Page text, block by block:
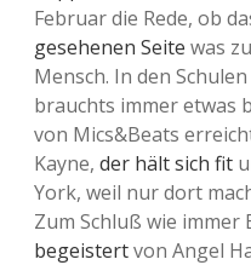
Februar die Rede, ob
gesehenen Seite was
Mensch. In den
brauchts immer etwas
von Mics&Beats
Kayne, der hält sich fit
York, weil nur dort
Zum Schluß wie
begeistertvon Angel